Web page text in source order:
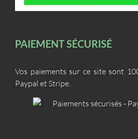
PAIEMENT SÉCURISÉ
Vos paiements sur ce site sont
Paypal et Stripe.